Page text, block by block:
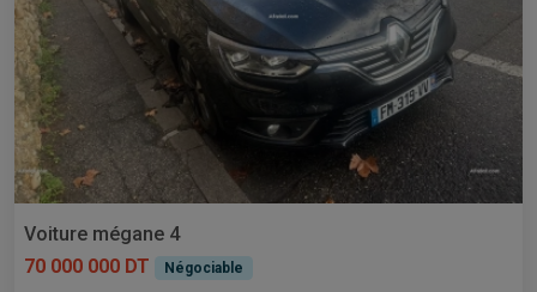
Voiture mégane 4
70 000 000 DT
Négociable